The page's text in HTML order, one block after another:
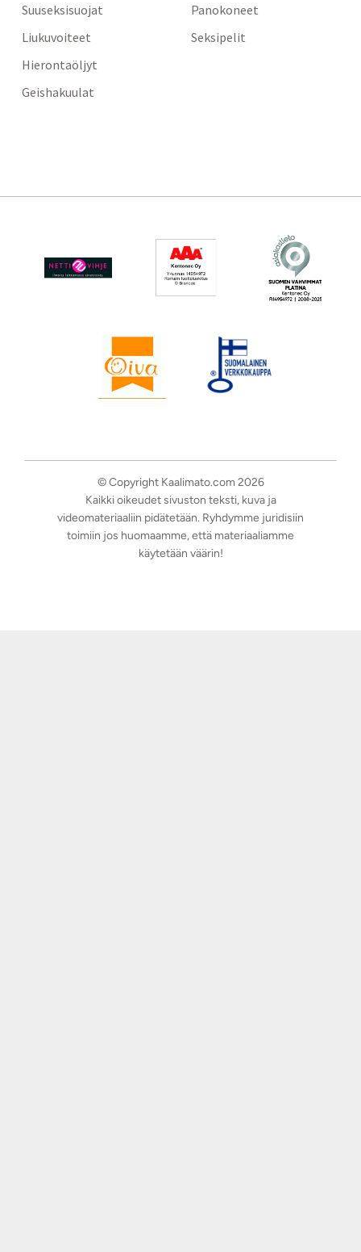
Suuseksisuojat
Liukuvoiteet
Hierontaöljyt
Geishakuulat
Panokoneet
Seksipelit
© Copyright Kaalimato.com 2026
Kaikki oikeudet sivuston teksti, kuva ja
videomateriaaliin pidätetään. Ryhdymme juridisiin
toimiin jos huomaamme, että materiaaliamme
käytetään väärin!